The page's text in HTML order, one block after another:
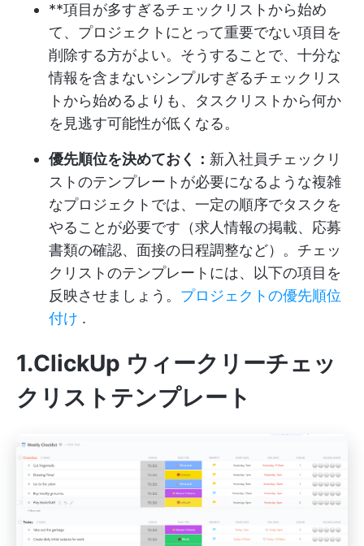
**項目が多すぎるチェックリストから始め
て、プロジェクトにとって重要でない項目を
削除する方がよい。そうすることで、十分な
情報を含まないシンプルすぎるチェックリス
トから始めるよりも、タスクリストから何か
を見逃す可能性が低くなる。
優先順位を決めておく： 新入社員チェックリ
ストのテンプレートが必要になるような複雑
なプロジェクトでは、一定の順序でタスクを
やることが必要です（求人情報の掲載、応募
書類の確認、面接の日程調整など）。チェッ
クリストのテンプレートには、以下の項目を
反映させましょう。 プロジェクトの優先順位
付け .
1.ClickUp ウィークリーチェッ
クリストテンプレート